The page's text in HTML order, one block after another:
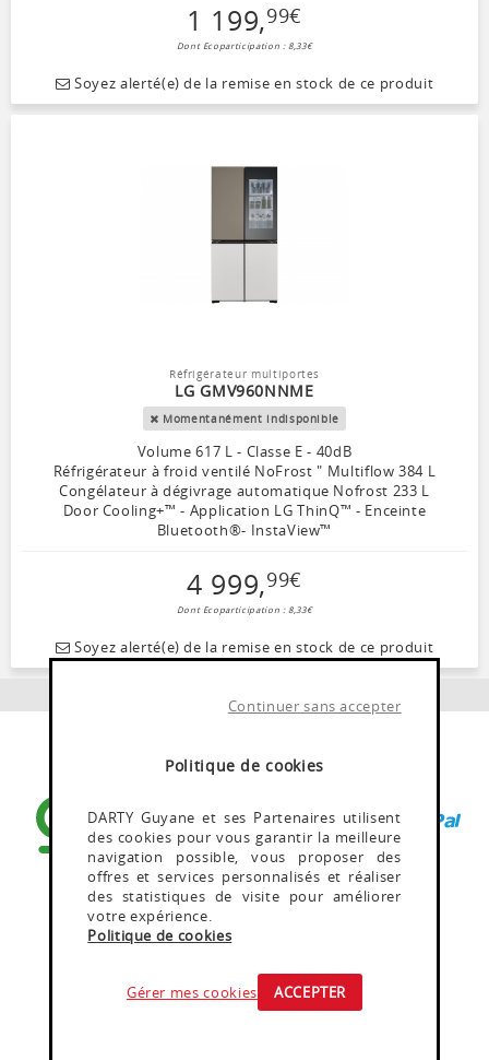
1 199,99€
Dont Ecoparticipation : 8,33€
Soyez alerté(e) de la remise en stock de ce produit
Réfrigérateur multiportes
LG GMV960NNME
Momentanément indisponible
Volume 617 L - Classe E - 40dB
Réfrigérateur à froid ventilé NoFrost " Multiflow 384 L
Congélateur à dégivrage automatique Nofrost 233 L
Door Cooling+™ - Application LG ThinQ™ - Enceinte
Bluetooth®- InstaView™
4 999,99€
Dont Ecoparticipation : 8,33€
Soyez alerté(e) de la remise en stock de ce produit
Politique de cookies
Continuer sans accepter
DARTY Guyane et ses Partenaires utilisent
des cookies pour vous garantir la meilleure
navigation possible, vous proposer des
offres et services personnalisés et réaliser
des statistiques de visite pour améliorer
votre expérience.
Politique de cookies
Gérer mes cookies ACCEPTER
PAIEMENT SÉCURISÉ
En savoir plus